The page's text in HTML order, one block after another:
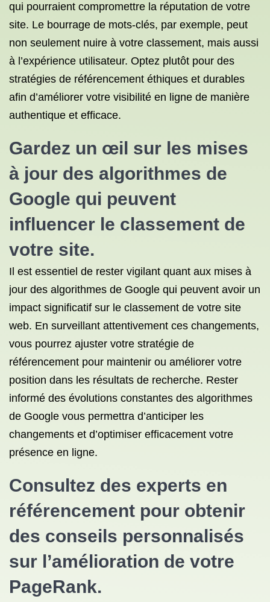
qui pourraient compromettre la réputation de votre
site. Le bourrage de mots-clés, par exemple, peut
non seulement nuire à votre classement, mais aussi
à l’expérience utilisateur. Optez plutôt pour des
stratégies de référencement éthiques et durables
afin d’améliorer votre visibilité en ligne de manière
authentique et efficace.
Gardez un œil sur les mises
à jour des algorithmes de
Google qui peuvent
influencer le classement de
votre site.
Il est essentiel de rester vigilant quant aux mises à
jour des algorithmes de Google qui peuvent avoir un
impact significatif sur le classement de votre site
web. En surveillant attentivement ces changements,
vous pourrez ajuster votre stratégie de
référencement pour maintenir ou améliorer votre
position dans les résultats de recherche. Rester
informé des évolutions constantes des algorithmes
de Google vous permettra d’anticiper les
changements et d’optimiser efficacement votre
présence en ligne.
Consultez des experts en
référencement pour obtenir
des conseils personnalisés
sur l’amélioration de votre
PageRank.